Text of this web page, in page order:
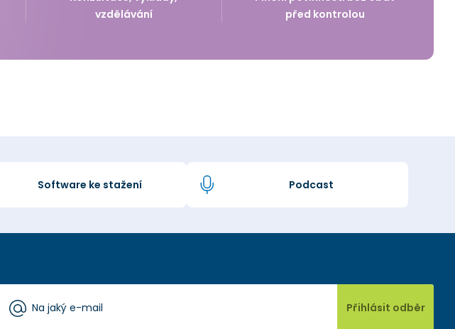
vzdělávání
před kontrolou
Software ke stažení Podcast
Přihlásit odběr